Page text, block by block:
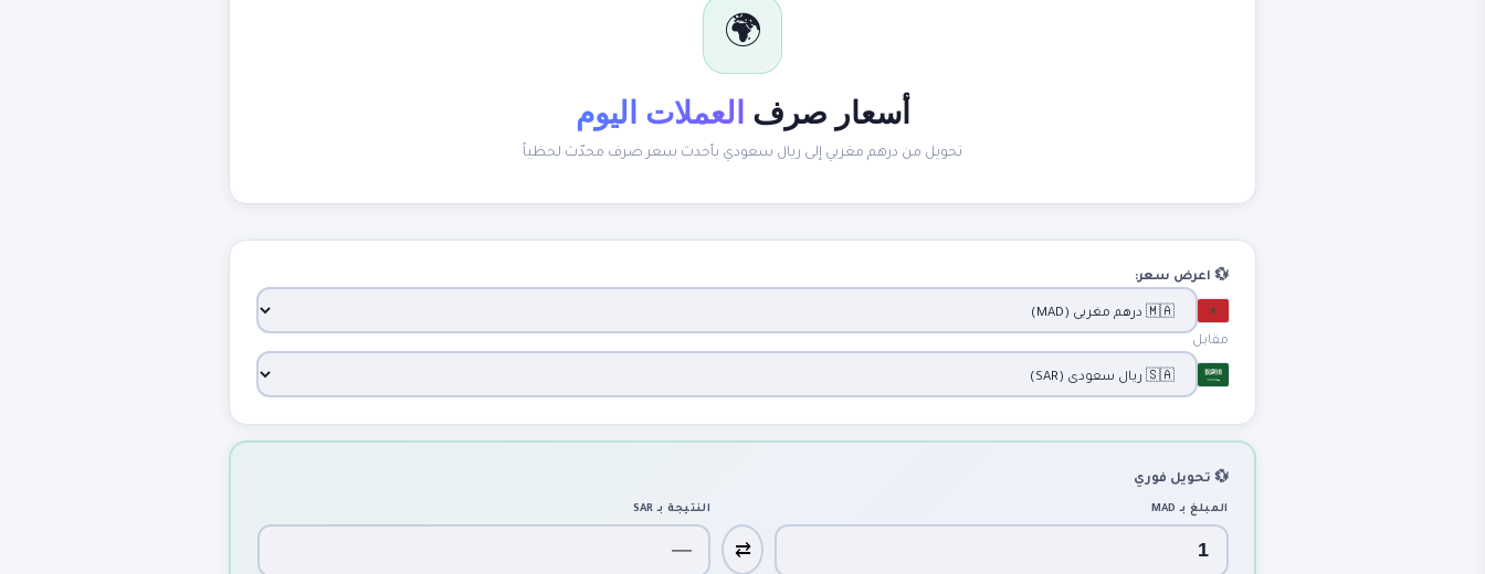
🌍
أسعار صرف العملات اليوم
تحويل من درهم مغربي إلى ريال سعودي بأحدث سعر صرف محدّث لحظياً
💱 اعرض سعر:
مقابل
💱 تحويل فوري
المبلغ بـ MAD
⇄
النتيجة بـ SAR